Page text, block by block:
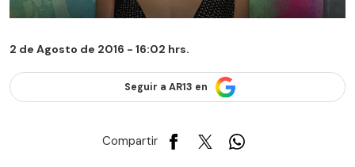
2 de Agosto de 2016 - 16:02 hrs.
Seguir a AR13 en
Compartir